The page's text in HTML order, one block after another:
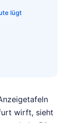
lügt
wirft, sieht